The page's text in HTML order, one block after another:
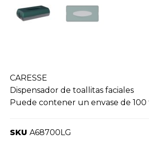
CARESSE
Dispensador de toallitas faciales
Puede contener un envase de 100
SKU A68700LG